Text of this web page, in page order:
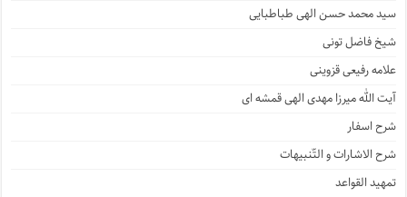
سید محمد حسن الهی طباطبایی
شیخ فاضل تونی
علامه رفیعی قزوینی
آیت الله میرزا مهدی الهی قمشه ای
شرح اسفار
شرح الاشارات و التّنبیهات
تمهید القواعد